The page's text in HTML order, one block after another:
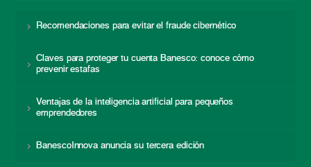
Recomendaciones para evitar el fraude cibernético
Claves para proteger tu cuenta Banesco: conoce cómo
prevenir estafas
Ventajas de la inteligencia artificial para pequeños
emprendedores
BanescoInnova anuncia su tercera edición